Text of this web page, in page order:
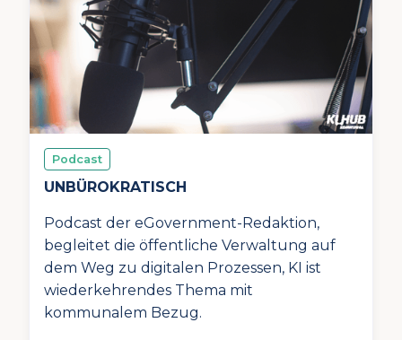
Podcast
UNBÜROKRATISCH
Podcast der eGovernment-Redaktion,
begleitet die öffentliche Verwaltung auf
dem Weg zu digitalen Prozessen, KI ist
wiederkehrendes Thema mit
kommunalem Bezug.